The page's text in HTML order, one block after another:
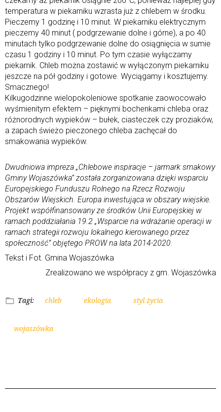
temperatura w piekarniku wzrasta już z chlebem w środku.
Pieczemy 1 godzinę i 10 minut. W piekarniku elektrycznym
pieczemy 40 minut ( podgrzewanie dolne i górne), a po 40
minutach tylko podgrzewanie dolne do osiągnięcia w sumie
czasu 1 godziny i 10 minut. Po tym czasie wyłączamy
piekarnik. Chleb można zostawić w wyłączonym piekarniku
jeszcze na pół godziny i gotowe. Wyciągamy i kosztujemy.
Smacznego!
Kilkugodzinne wielopokoleniowe spotkanie zaowocowało
wyśmienitym efektem – pięknymi bochenkami chleba oraz
różnorodnych wypieków – bułek, ciasteczek czy proziaków,
a zapach świeżo pieczonego chleba zachęcał do
smakowania wypieków.
Dwudniowa impreza „Chlebowe inspiracje – jarmark smakowy
Gminy Wojaszówka” została zorganizowana dzięki wsparciu
Europejskiego Funduszu Rolnego na Rzecz Rozwoju
Obszarów Wiejskich. Europa inwestująca w obszary wiejskie.
Projekt współfinansowany ze środków Unii Europejskiej w
ramach poddziałania 19.2 „Wsparcie na wdrażanie operacji w
ramach strategii rozwoju lokalnego kierowanego przez
społeczność” objętego PROW na lata 2014-2020.
Tekst i Fot. Gmina Wojaszówka
Zrealizowano we współpracy z gm. Wojaszówka
Tagi: chleb ekologia styl życia
wojaszówka